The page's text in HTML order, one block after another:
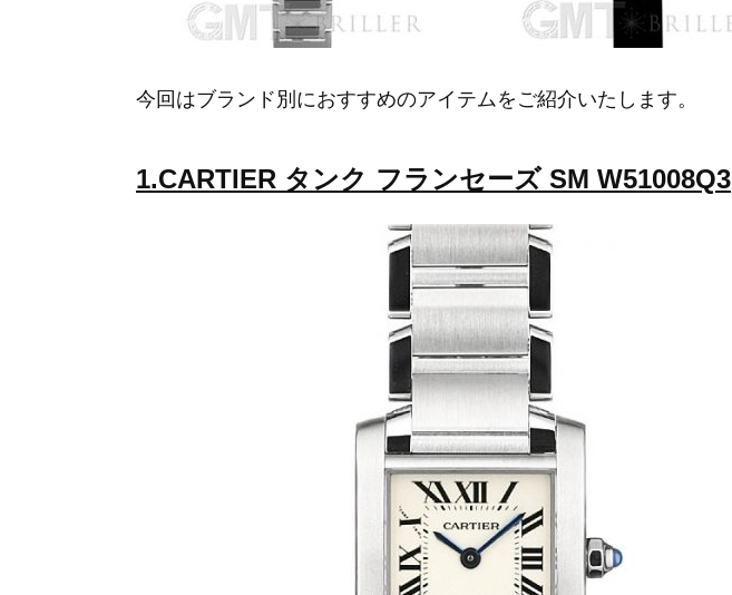
今回はブランド別におすすめのアイテムをご紹介いたします。
1.CARTIER タンク フランセーズ SM W51008Q3